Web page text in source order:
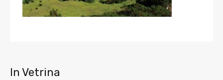
In Vetrina